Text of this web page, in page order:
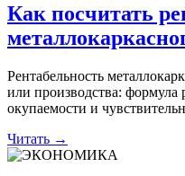
Как посчитать
Рентабельность
или производства: формула
окупаемости и
Читать →